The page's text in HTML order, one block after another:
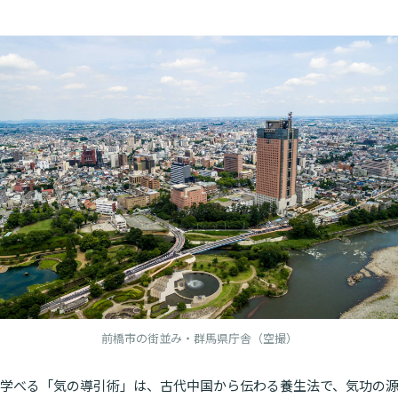
前橋市の街並み・群馬県庁舎（空撮）
べる「気の導引術」は、古代中国から伝わる養生法で、気功の